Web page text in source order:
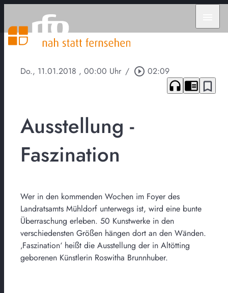
Do., 11.01.2018 , 00:00 Uhr / play_circle_outline 02:09
headphones chrome_reader_mode bookmark_border
Ausstellung -
Faszination
Wer in den kommenden Wochen im Foyer des
Landratsamts Mühldorf unterwegs ist, wird eine bunte
Überraschung erleben. 50 Kunstwerke in den
verschiedensten Größen hängen dort an den Wänden.
‚Faszination‘ heißt die Ausstellung der in Altötting
geborenen Künstlerin Roswitha Brunnhuber.